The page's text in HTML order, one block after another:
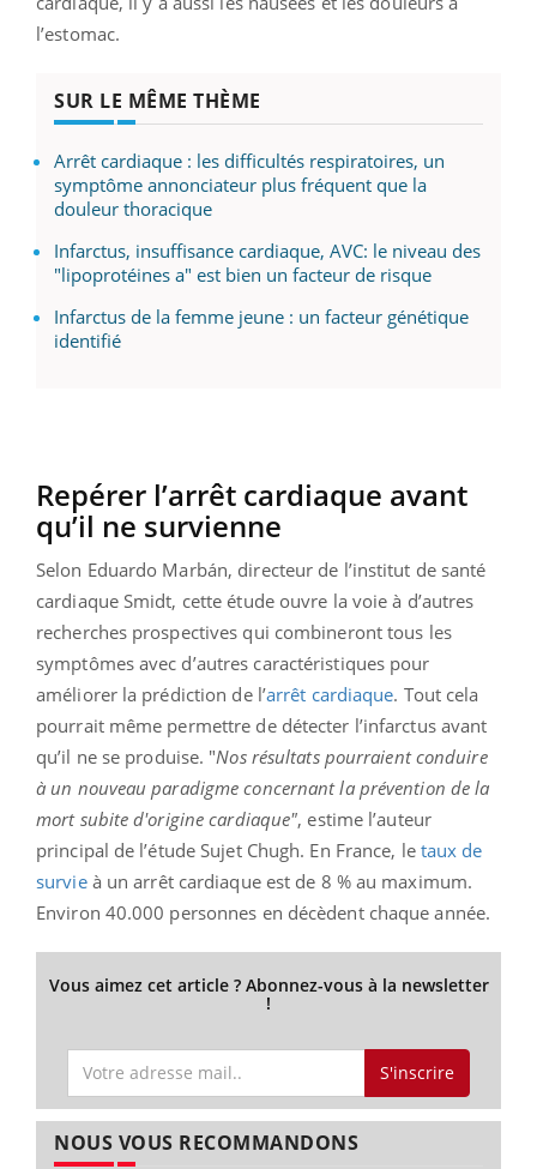
l’estomac.
SUR LE MÊME THÈME
Arrêt cardiaque : les difficultés respiratoires, un
symptôme annonciateur plus fréquent que la
douleur thoracique
Infarctus, insuffisance cardiaque, AVC: le niveau des
"lipoprotéines a" est bien un facteur de risque
Infarctus de la femme jeune : un facteur génétique
identifié
Repérer l’arrêt cardiaque avant
qu’il ne survienne
Selon Eduardo Marbán, directeur de l’institut de santé
cardiaque Smidt, cette étude ouvre la voie à d’autres
recherches prospectives qui combineront tous les
symptômes avec d’autres caractéristiques pour
améliorer la prédiction de l’arrêt cardiaque. Tout cela
pourrait même permettre de détecter l’infarctus avant
qu’il ne se produise. "Nos résultats pourraient conduire
à un nouveau paradigme concernant la prévention de la
mort subite d'origine cardiaque", estime l’auteur
principal de l’étude Sujet Chugh. En France, le taux de
survieà un arrêt cardiaque est de 8 % au maximum.
Environ 40.000 personnes en décèdent chaque année.
Vous aimez cet article ? Abonnez-vous à la newsletter
!
S'inscrire
NOUS VOUS RECOMMANDONS